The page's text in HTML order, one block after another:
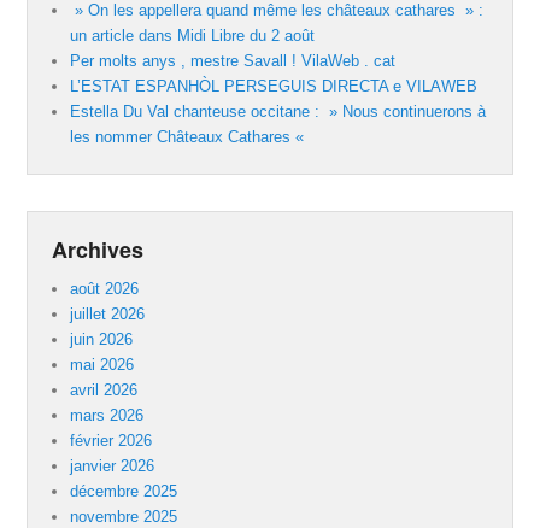
» On les appellera quand même les châteaux cathares » :
un article dans Midi Libre du 2 août
Per molts anys , mestre Savall ! VilaWeb . cat
L’ESTAT ESPANHÒL PERSEGUIS DIRECTA e VILAWEB
Estella Du Val chanteuse occitane : » Nous continuerons à
les nommer Châteaux Cathares «
Archives
août 2026
juillet 2026
juin 2026
mai 2026
avril 2026
mars 2026
février 2026
janvier 2026
décembre 2025
novembre 2025